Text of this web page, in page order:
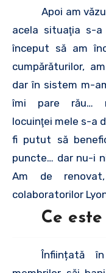
Apoi am
acela situaţia s-
început să am
cumpărăturilor,
dar în sistem m-
îmi pare rău…
locuinţei mele s-a
fi putut să
puncte… dar nu-i
Am de
colaboratorilor
Ce
Înființată